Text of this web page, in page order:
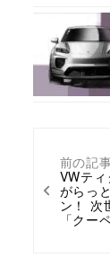
前の記
VWテ
がらっ
ン！ 次
「クー